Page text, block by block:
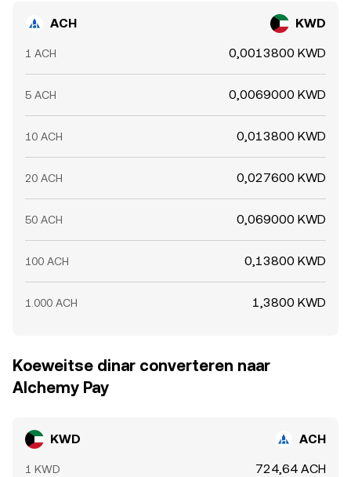
ACH KWD
1 ACH 0,0013800 KWD
5 ACH 0,0069000 KWD
10 ACH 0,013800 KWD
20 ACH 0,027600 KWD
50 ACH 0,069000 KWD
100 ACH 0,13800 KWD
1.000 ACH 1,3800 KWD
Koeweitse dinar converteren naar
Alchemy Pay
KWD ACH
1 KWD 724,64 ACH